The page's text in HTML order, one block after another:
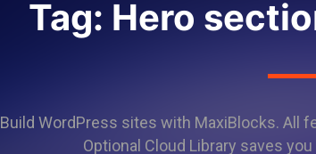
Tag: Hero
Build WordPress sites with MaxiBlocks. All
Optional Cloud Library saves